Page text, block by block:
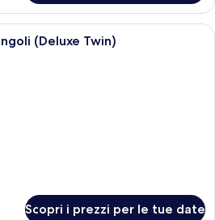
Una camera d'albergo moderna con
(Deluxe Twin)
Scopri i prezzi per le tue date